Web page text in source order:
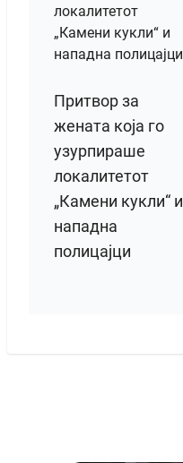
Притвор за
жената која го
узурпираше
локалитетот
„Камени кукли“ и
нападна
полицајци